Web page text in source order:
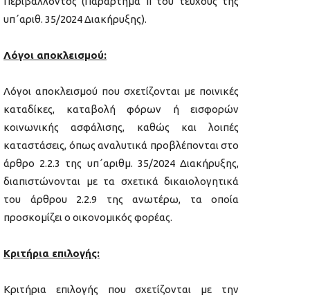
υπ΄αριθ. 35/2024 Διακήρυξης).
Λόγοι αποκλεισμού:
Λόγοι αποκλεισμού που σχετίζονται με ποινικές
καταδίκες, καταβολή φόρων ή εισφορών
κοινωνικής ασφάλισης, καθώς και λοιπές
καταστάσεις, όπως αναλυτικά προβλέπονται στο
άρθρο 2.2.3 της υπ΄αριθμ. 35/2024 Διακήρυξης,
διαπιστώνονται με τα σχετικά δικαιολογητικά
του άρθρου 2.2.9 της ανωτέρω, τα οποία
προσκομίζει ο οικονομικός φορέας.
Κριτήρια επιλογής:
Κριτήρια επιλογής που σχετίζονται με την